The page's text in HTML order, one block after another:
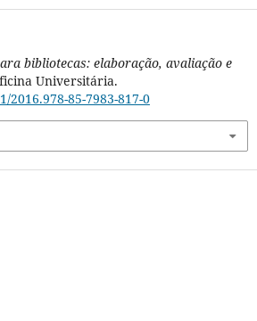
bibliotecas: elaboração, avaliação e
Universitária.
2016.978-85-7983-817-0